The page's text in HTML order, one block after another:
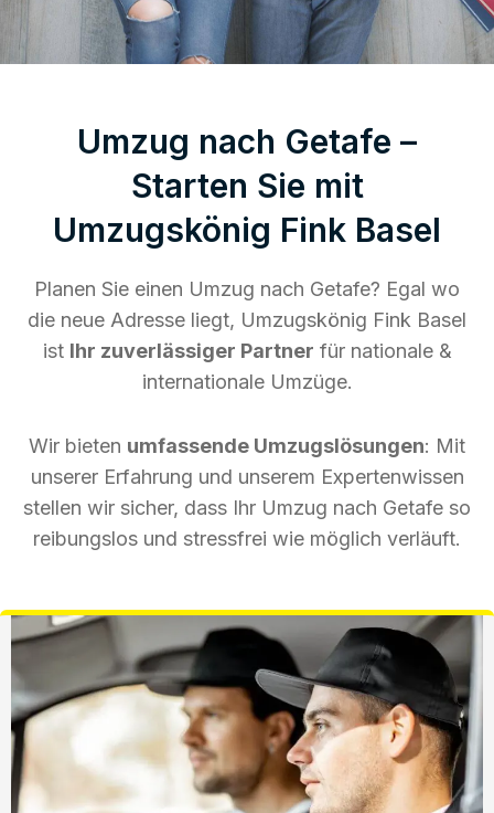
Umzug nach Getafe –
Starten Sie mit
Umzugskönig Fink Basel
Planen Sie einen Umzug nach Getafe? Egal wo
die neue Adresse liegt, Umzugskönig Fink Basel
ist Ihr zuverlässiger Partner für nationale &
internationale Umzüge.
Wir bieten umfassende Umzugslösungen: Mit
unserer Erfahrung und unserem Expertenwissen
stellen wir sicher, dass Ihr Umzug nach Getafe so
reibungslos und stressfrei wie möglich verläuft.